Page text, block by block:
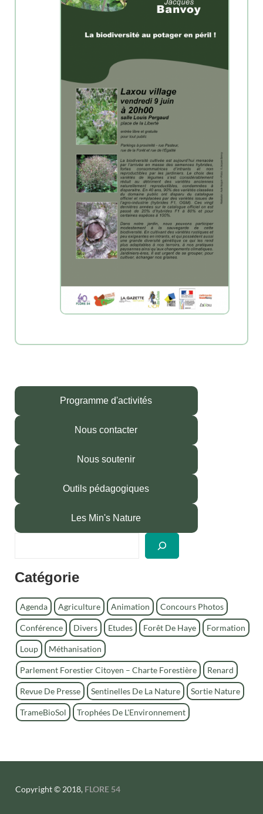
Programme d'activités
Nous contacter
Nous soutenir
Outils pédagogiques
Les Min's Nature
h
r
c
e
r
Catégorie
Agenda Agriculture Animation Concours Photos
Conférence Divers Etudes Forêt De Haye Formation
Loup Méthanisation
Parlement Forestier Citoyen – Charte Forestière Renard
Revue De Presse Sentinelles De La Nature Sortie Nature
TrameBioSol Trophées De L'Environnement
Copyright © 2018, FLORE 54